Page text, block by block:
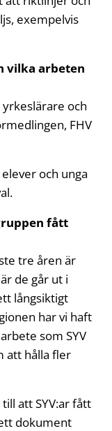
exempelvis
vilka arbeten
yrkeslärare och
FHV
och unga
fått
tre åren är
de går ut i
långsiktigt
har vi haft
som SYV
att hålla fler
att SYV:ar fått
dokument